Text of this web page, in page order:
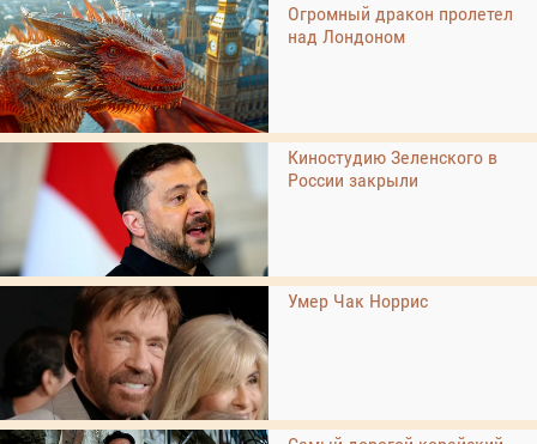
Огромный дракон пролетел
над Лондоном
Киностудию Зеленского в
России закрыли
Умер Чак Норрис